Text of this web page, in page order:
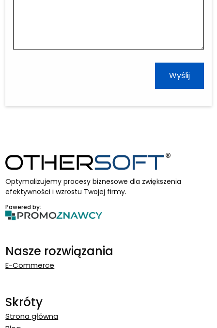
Wyślij
Optymalizujemy procesy biznesowe dla zwiększenia
efektywności i wzrostu Twojej firmy.
Pawered by:
Nasze rozwiązania
E-Commerce
Skróty
Strona główna